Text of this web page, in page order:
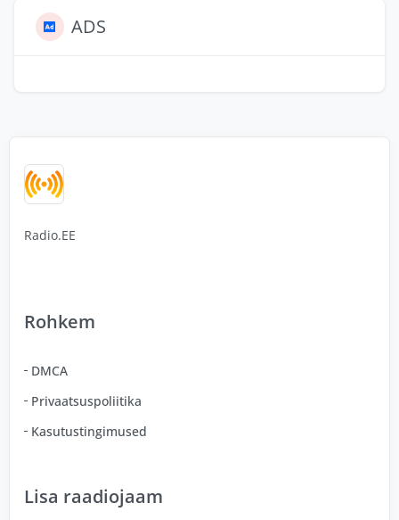
ADS
Radio.EE
Rohkem
DMCA
Privaatsuspoliitika
Kasutustingimused
Lisa raadiojaam